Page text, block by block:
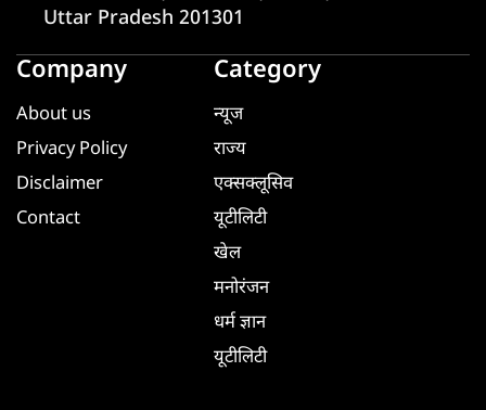
Uttar Pradesh 201301
Company
About us
Privacy Policy
Disclaimer
Contact
Category
न्यूज
राज्य
एक्सक्लूसिव
यूटीलिटी
खेल
मनोरंजन
धर्म ज्ञान
यूटीलिटी